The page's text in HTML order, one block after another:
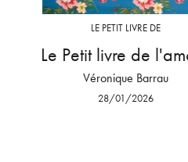
LE PETIT LIVRE DE
Le Petit livre de
Véronique Barrau
28/01/2026